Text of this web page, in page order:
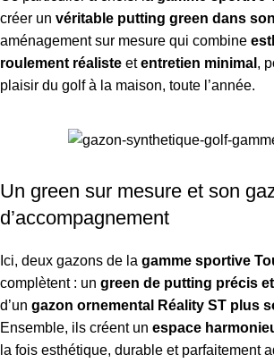
créer un véritable putting green dans
aménagement sur mesure qui combine
roulement réaliste etentretien minimal ,
plaisir du golf à la maison, toute l’année.
Un green sur mesure et son
d’accompagnement
Ici, deux gazons de la gamme sportive
complètent : un green de putting précis
d’un gazon ornemental Réality ST plus
Ensemble, ils créent un espace
la fois esthétique, durable et parfaitement